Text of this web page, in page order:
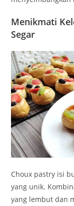
Menikmati
Segar
Choux pastry isi
yang unik.
yang lembut dan